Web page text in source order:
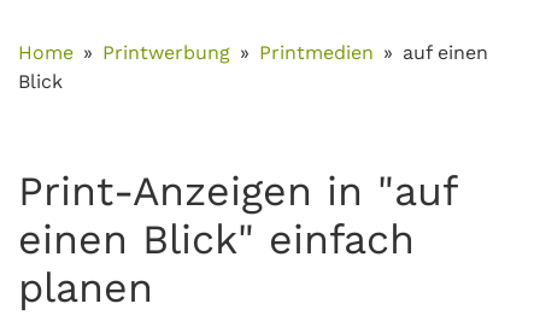
Home Printwerbung Printmedien
auf einen
Blick
Print-Anzeigen in "auf
einen Blick" einfach
planen